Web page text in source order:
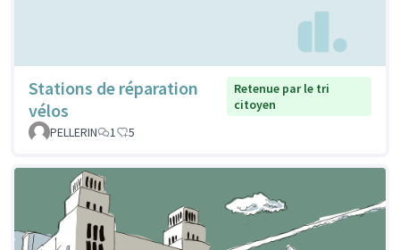
Stations de réparation
vélos
Retenue par le tri
citoyen
PELLERIN
1 5